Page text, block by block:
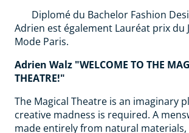
Diplomé du Bachelor Fashion
Adrien est également Lauréat prix du
Mode Paris.
Adrien Walz "WELCOME TO THE
THEATRE!"
The Magical Theatre is an imaginary
creative madness is required. A
made entirely from natural